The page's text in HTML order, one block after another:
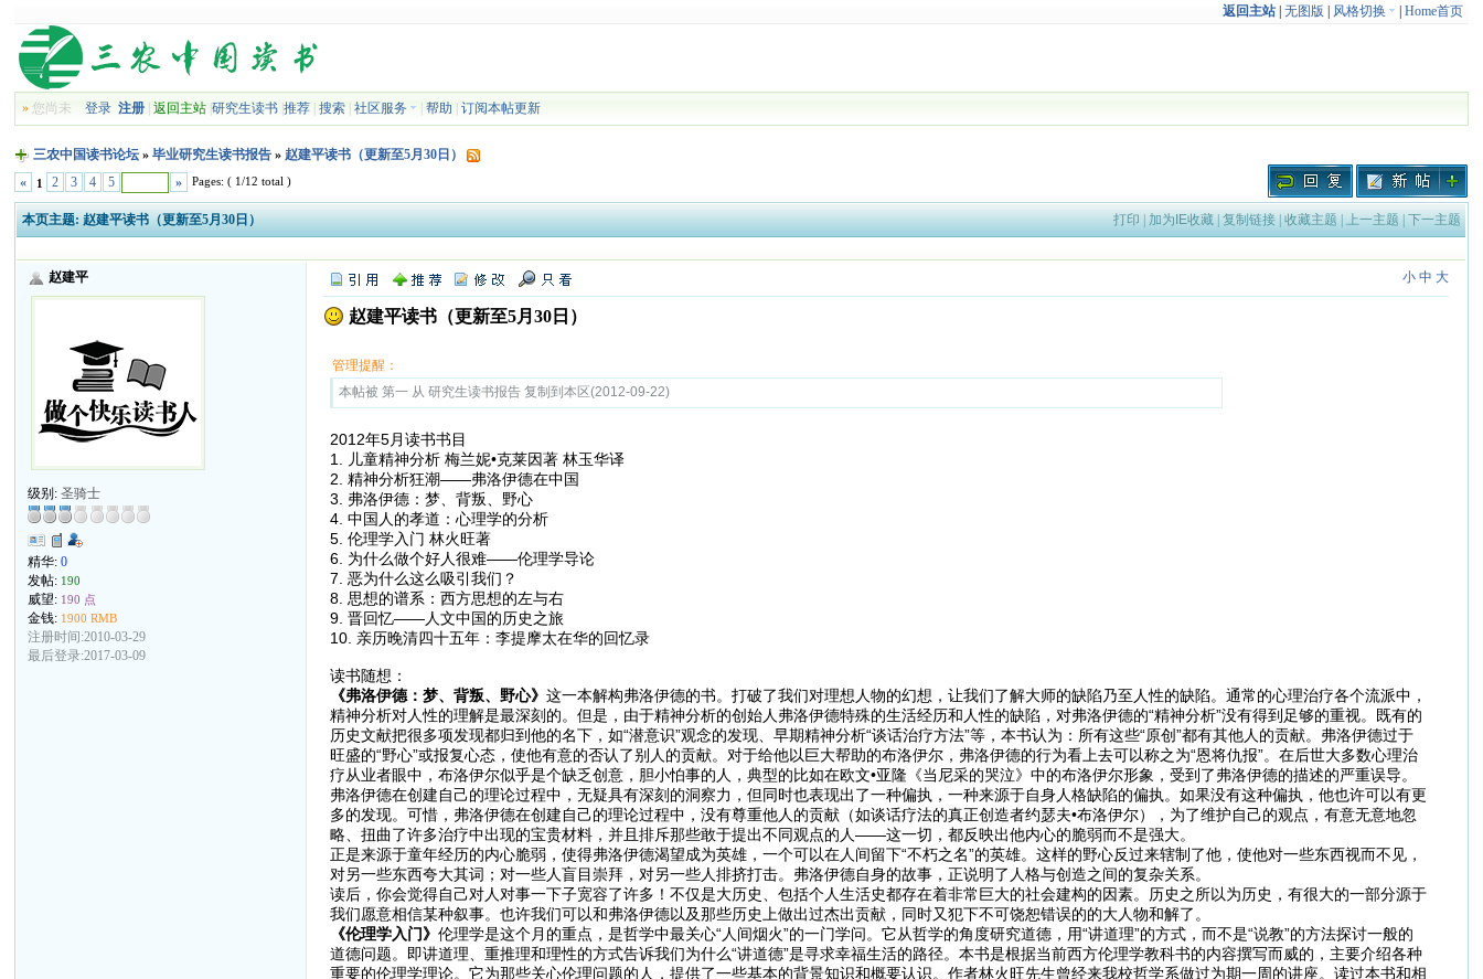
返回主站| 无图版 风格切换 Home首页
» 您尚未登录 注册 |返回主站 |研究生读书 |推荐 |搜索 |社区服务 |帮助 |订阅本帖更新
三农中国读书论坛 »毕业研究生读书报告 »赵建平读书（更新至5月30日）
«
1 2 3 4 5 » Pages: ( 1/12 total )
本页主题: 赵建平读书（更新至5月30日） 打印 | 加为IE收藏| 复制链接| 收藏主题 | 上一主题 | 下一主题
赵建平
级别:圣骑士
精华:0
发帖: 190
威望: 190 点
金钱: 1900 RMB
注册时间:2010-03-29
最后登录:2017-03-09
小 中 大
赵建平读书（更新至5月30日）
管理提醒：
本帖被 第一 从 研究生读书报告 复制到本区(2012-09-22)
2012年5月读书书目
1. 儿童精神分析 梅兰妮•克莱因著 林玉华译
2. 精神分析狂潮——弗洛伊德在中国
3. 弗洛伊德：梦、背叛、野心
4. 中国人的孝道：心理学的分析
5. 伦理学入门 林火旺著
6. 为什么做个好人很难——伦理学导论
7. 恶为什么这么吸引我们？
8. 思想的谱系：西方思想的左与右
9. 晋回忆——人文中国的历史之旅
10. 亲历晚清四十五年：李提摩太在华的回忆录
读书随想：
《弗洛伊德：梦、背叛、野心》 这一本解构弗洛伊德的书。打破了我们对理想人物的幻想，让我们了解大师的缺陷乃至人性的缺陷。通常的心理治疗各个流派中，
精神分析对人性的理解是最深刻的。但是，由于精神分析的创始人弗洛伊德特殊的生活经历和人性的缺陷，对弗洛伊德的“精神分析”没有得到足够的重视。既有的
历史文献把很多项发现都归到他的名下，如“潜意识”观念的发现、早期精神分析“谈话治疗方法”等，本书认为：所有这些“原创”都有其他人的贡献。弗洛伊德过于
旺盛的“野心”或报复心态，使他有意的否认了别人的贡献。对于给他以巨大帮助的布洛伊尔，弗洛伊德的行为看上去可以称之为“恩将仇报”。在后世大多数心理治
疗从业者眼中，布洛伊尔似乎是个缺乏创意，胆小怕事的人，典型的比如在欧文•亚隆《当尼采的哭泣》中的布洛伊尔形象，受到了弗洛伊德的描述的严重误导。
弗洛伊德在创建自己的理论过程中，无疑具有深刻的洞察力，但同时也表现出了一种偏执，一种来源于自身人格缺陷的偏执。如果没有这种偏执，他也许可以有更
多的发现。可惜，弗洛伊德在创建自己的理论过程中，没有尊重他人的贡献（如谈话疗法的真正创造者约瑟夫•布洛伊尔），为了维护自己的观点，有意无意地忽
略、扭曲了许多治疗中出现的宝贵材料，并且排斥那些敢于提出不同观点的人——这一切，都反映出他内心的脆弱而不是强大。
正是来源于童年经历的内心脆弱，使得弗洛伊德渴望成为英雄，一个可以在人间留下“不朽之名”的英雄。这样的野心反过来辖制了他，使他对一些东西视而不见，
对另一些东西夸大其词；对一些人盲目崇拜，对另一些人排挤打击。弗洛伊德自身的故事，正说明了人格与创造之间的复杂关系。
读后，你会觉得自己对人对事一下子宽容了许多！不仅是大历史、包括个人生活史都存在着非常巨大的社会建构的因素。历史之所以为历史，有很大的一部分源于
我们愿意相信某种叙事。也许我们可以和弗洛伊德以及那些历史上做出过杰出贡献，同时又犯下不可饶恕错误的的大人物和解了。
《伦理学入门》 伦理学是这个月的重点，是哲学中最关心“人间烟火”的一门学问。它从哲学的角度研究道德，用“讲道理”的方式，而不是“说教”的方法探讨一般的
道德问题。即讲道理、重推理和理性的方式告诉我们为什么“讲道德”是寻求幸福生活的路径。本书是根据当前西方伦理学教科书的内容撰写而威的，主要介绍各种
重要的伦理学理论。它为那些关心伦理问题的人，提供了一些基本的背景知识和概要认识。作者林火旺先生曾经来我校哲学系做过为期一周的讲座。读过本书和相